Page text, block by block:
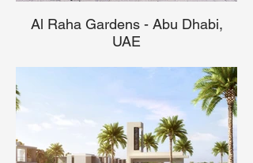
Al Raha Gardens - Abu Dhabi,
UAE